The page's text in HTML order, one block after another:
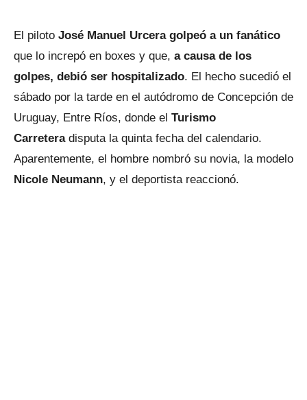
El piloto José Manuel Urcera golpeó a un fanático
que lo increpó en boxes y que, a causa de los
golpes, debió ser hospitalizado. El hecho sucedió el
sábado por la tarde en el autódromo de Concepción de
Uruguay, Entre Ríos, donde el Turismo
Carreteradisputa la quinta fecha del calendario.
Aparentemente, el hombre nombró su novia, la modelo
Nicole Neumann, y el deportista reaccionó.